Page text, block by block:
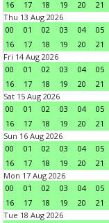
16
17 18 19 20 21
Thu 13 Aug 2026
00
01 02 03 04 05
16
17 18 19 20 21
Fri 14 Aug 2026
00
01 02 03 04 05
16
17 18 19 20 21
Sat 15 Aug 2026
00
01 02 03 04 05
16
17 18 19 20 21
Sun 16 Aug 2026
00
01 02 03 04 05
16
17 18 19 20 21
Mon 17 Aug 2026
00
01 02 03 04 05
16
17 18 19 20 21
Tue 18 Aug 2026